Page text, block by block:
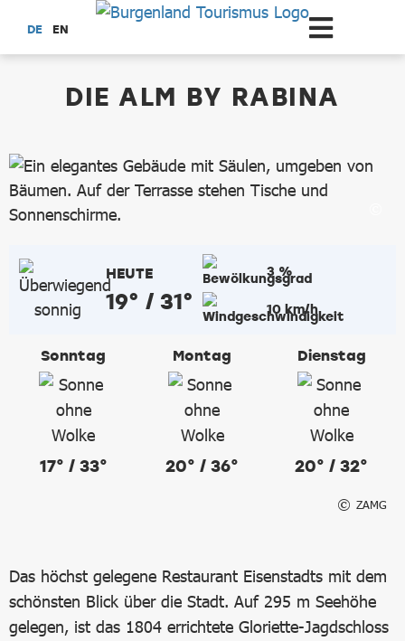
Zum Hauptinhalt springen
DE EN
DIE ALM BY RABINA
HEUTE
19° / 31°
3 %
10 km/h
Sonntag
17° / 33°
Montag
20° / 36°
Dienstag
20° / 32°
ZAMG
Das höchst gelegene Restaurant Eisenstadts mit dem
schönsten Blick über die Stadt. Auf 295 m Seehöhe
gelegen, ist das 1804 errichtete Gloriette-Jagdschloss